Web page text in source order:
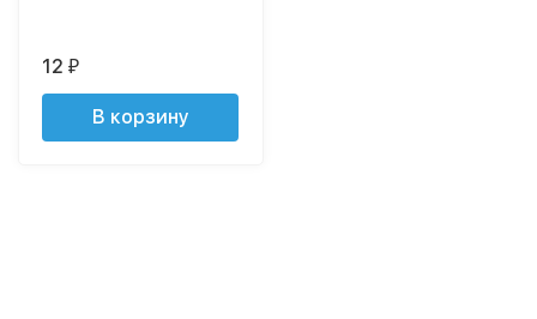
12₽
В корзину